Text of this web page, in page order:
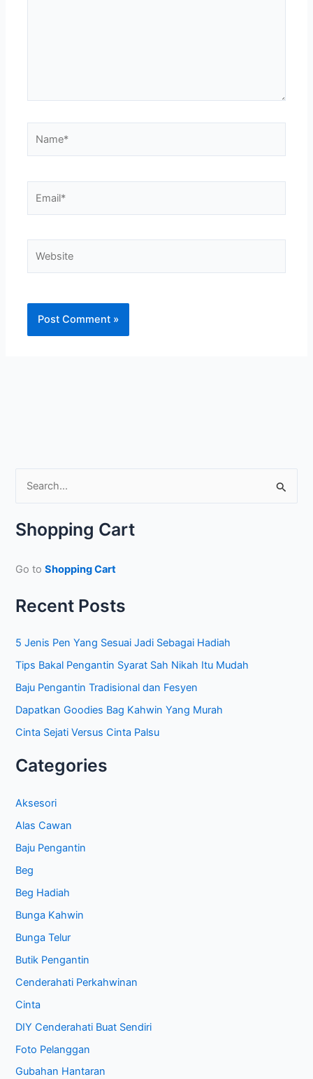
r
f
r
:
Shopping Cart
Go toShopping Cart
Recent Posts
5 Jenis Pen Yang Sesuai Jadi Sebagai Hadiah
Tips Bakal Pengantin Syarat Sah Nikah Itu Mudah
Baju Pengantin Tradisional dan Fesyen
Dapatkan Goodies Bag Kahwin Yang Murah
Cinta Sejati Versus Cinta Palsu
Categories
Aksesori
Alas Cawan
Baju Pengantin
Beg
Beg Hadiah
Bunga Kahwin
Bunga Telur
Butik Pengantin
Cenderahati Perkahwinan
Cinta
DIY Cenderahati Buat Sendiri
Foto Pelanggan
Gubahan Hantaran